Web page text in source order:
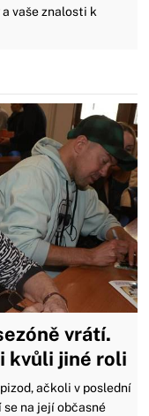
vaše znalosti k
vrátí.
kvůli jiné roli
ačkoli v poslední
se na její občasné